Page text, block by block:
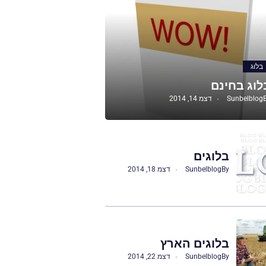
בלוג
בחינם
Sunbelblog דצמ 14, 2014
בלוגים
By
Sunbelblog דצמ 18, 2014
בלוגים הארץ
By
Sunbelblog דצמ 22, 2014